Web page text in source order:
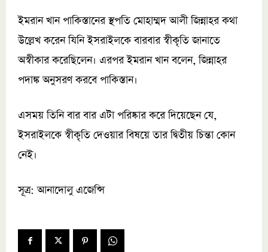
ইমরান খান পাকিস্তানের স্থপতি মোহাম্মদ আলী জিন্নাহর কথা
উল্লেখ করেন যিনি ইসরাইলকে বারবার স্বীকৃতি জানাতে
অস্বীকার করেছিলেন। এরপর ইমরান খান বলেন, জিন্নাহর
পদাঙ্ক অনুসরণ করবে পাকিস্তান।
এসময় তিনি বার বার এটা পরিষ্কার করে দিয়েছেন যে,
ইসরাইলকে স্বীকৃতি দেওয়ার বিষয়ে তার দ্বিতীয় চিন্তা কোন
নেই।
সূত্র: আনাদোলু এজেন্সি